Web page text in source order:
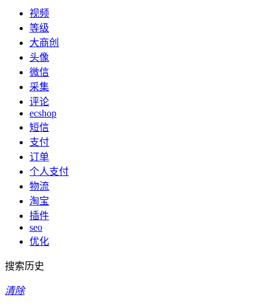
视频
等级
大商创
头像
微信
采集
评论
ecshop
短信
支付
订单
个人支付
物流
淘宝
插件
seo
优化
搜索历史
清除